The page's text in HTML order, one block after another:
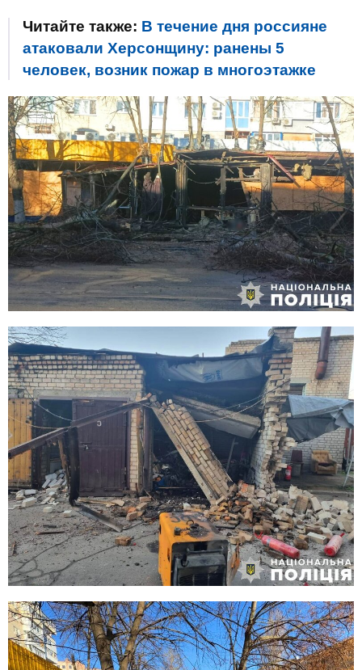
Читайте также: В течение дня россияне
атаковали Херсонщину: ранены 5
человек, возник пожар в многоэтажке